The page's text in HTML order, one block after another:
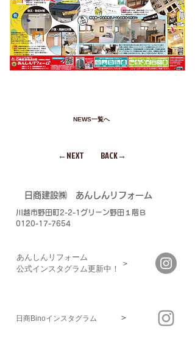
NEWS一覧へ
BACK→
←NEXT
​日商建設㈱ あんしんリフォーム
川越市野田町2-2-1グリーン野田１階Ｂ
0120-17-7654
あんしんリフォーム
​公式インスタグラム更新中！
＞
日商Binoインスタグラム ＞